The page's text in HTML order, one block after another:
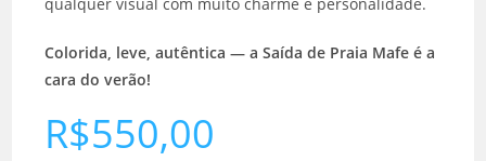
Colorida, leve, autêntica — aSaída de Praia Mafeé a
cara do verão!
R$550,00